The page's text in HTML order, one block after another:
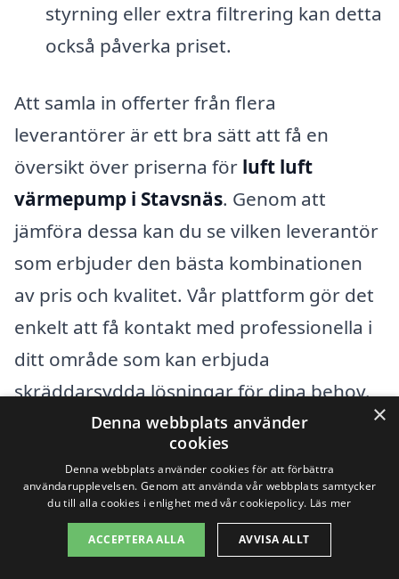
styrning eller extra filtrering kan detta
också påverka priset.
Att samla in offerter från flera
leverantörer är ett bra sätt att få en
översikt över priserna för luft luft
värmepump i Stavsnäs. Genom att
jämföra dessa kan du se vilken leverantör
som erbjuder den bästa kombinationen
av pris och kvalitet. Vår plattform gör det
enkelt att få kontakt med professionella i
ditt område som kan erbjuda
skräddarsydda lösningar för dina behov.
Genom att ta dig tid att undersöka kan du
säkerställa att du gör en klok investering
för ditt hem och din komfort.
Få 3 erbjudanden, gratis och utan
×
Denna webbplats använder
cookies
Denna webbplats använder cookies för att förbättra
användarupplevelsen. Genom att använda vår webbplats samtycker
du till alla cookies i enlighet med vår cookiepolicy. Läs mer
ACCEPTERA ALLA AVVISA ALLT